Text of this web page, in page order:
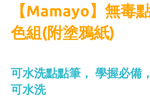
【Mamayo】無毒
色組(附塗鴉紙)
可水洗點點筆， 學握必備
可水洗